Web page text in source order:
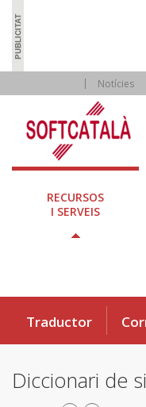
Notícies
RECURSOS
I SERVEIS
Traductor
Diccionari de